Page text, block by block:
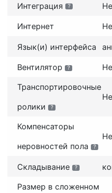
Интеграция ?
Интернет
Язык(и) интерфейса
Вентилятор ?
Транспортировочные
ролики
?
Компенсаторы
неровностей пола
?
Складывание ?
Размер в сложенном